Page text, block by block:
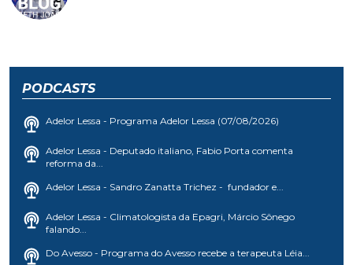
PODCASTS
Adelor Lessa - Programa Adelor Lessa (07/08/2026)
Adelor Lessa - Deputado italiano, Fabio Porta comenta
reforma da...
Adelor Lessa - Sandro Zanatta Trichez - fundador e...
Adelor Lessa - Climatologista da Epagri, Márcio Sônego
falando...
Do Avesso - Programa do Avesso recebe a terapeuta Léia...